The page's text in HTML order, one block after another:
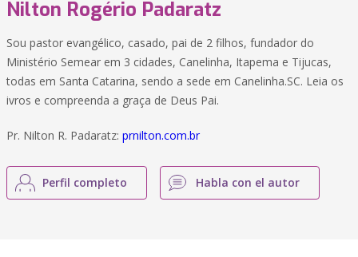
Nilton Rogério Padaratz
Sou pastor evangélico, casado, pai de 2 filhos, fundador do
Ministério Semear em 3 cidades, Canelinha, Itapema e Tijucas,
todas em Santa Catarina, sendo a sede em Canelinha.SC. Leia os
ivros e compreenda a graça de Deus Pai.
Pr. Nilton R. Padaratz: prnilton.com.br
Perfil completo Habla con el autor